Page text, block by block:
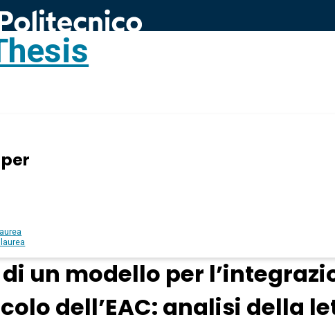
un modello per
dell’EAC: analisi della